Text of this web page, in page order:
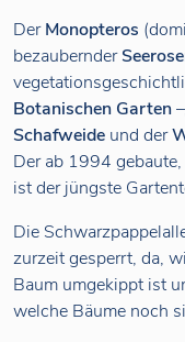
DerMonopteros
bezaubernder
Botanischen Garten
Schafweide und der
Der ab 1994
ist der jüngste
Die
zurzeit gesperrt, da,
Baum umgekippt ist
welche Bäume noch